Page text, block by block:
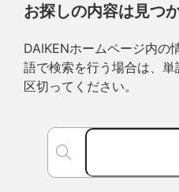
お探しの内容は見つ
DAIKENホームページ内の
語で検索を行う場合は、
区切ってください。